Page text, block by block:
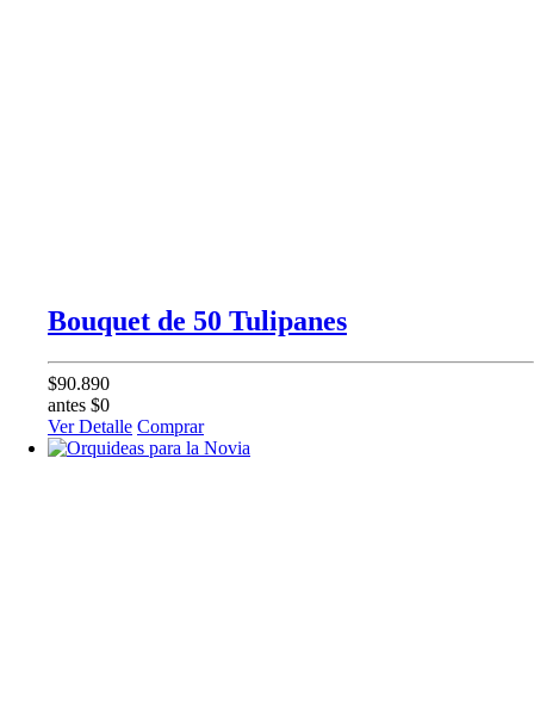
Bouquet de 50 Tulipanes
$90.890
antes $0
Ver Detalle Comprar